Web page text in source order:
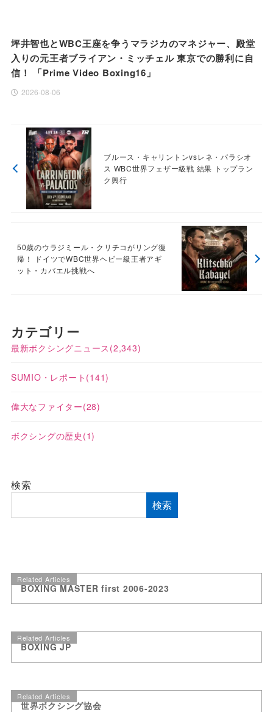
坪井智也とWBC王座を争うマラジカのマネジャー、殿堂
入りの元王者ブライアン・ミッチェル 東京での勝利に自
信！ 「Prime Video Boxing16」
2026-08-06
ブルース・キャリントンvsレネ・パラシオ
ス WBC世界フェザー級戦 結果 トップラン
ク興行
50歳のウラジミール・クリチコがリング復
帰！ ドイツでWBC世界ヘビー級王者アギ
ット・カバエル挑戦へ
カテゴリー
最新ボクシングニュース (2,343)
SUMIO・レポート (141)
偉大なファイター(28)
ボクシングの歴史 (1)
検索
検索
Related Articles
BOXING MASTER first 2006-2023
Related Articles
BOXING JP
Related Articles
世界ボクシング協会